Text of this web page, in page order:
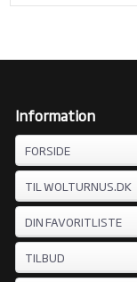
Information
FORSIDE
TIL WOLTURNUS.DK
DIN FAVORITLISTE
TILBUD